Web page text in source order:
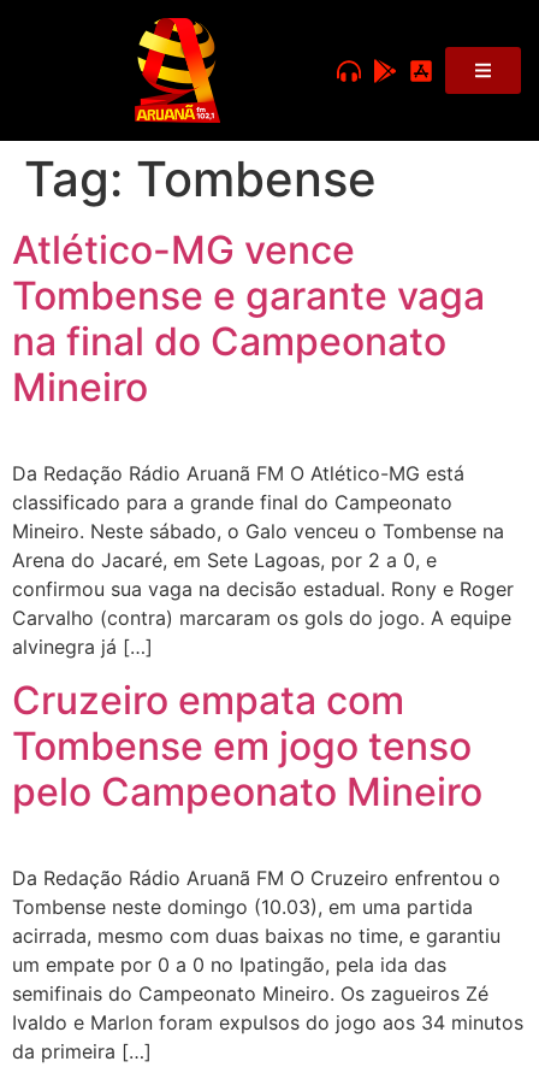
Tag: Tombense
Atlético-MG vence
Tombense e garante vaga
na final do Campeonato
Mineiro
Da Redação Rádio Aruanã FM O Atlético-MG está
classificado para a grande final do Campeonato
Mineiro. Neste sábado, o Galo venceu o Tombense na
Arena do Jacaré, em Sete Lagoas, por 2 a 0, e
confirmou sua vaga na decisão estadual. Rony e Roger
Carvalho (contra) marcaram os gols do jogo. A equipe
alvinegra já […]
Cruzeiro empata com
Tombense em jogo tenso
pelo Campeonato Mineiro
Da Redação Rádio Aruanã FM O Cruzeiro enfrentou o
Tombense neste domingo (10.03), em uma partida
acirrada, mesmo com duas baixas no time, e garantiu
um empate por 0 a 0 no Ipatingão, pela ida das
semifinais do Campeonato Mineiro. Os zagueiros Zé
Ivaldo e Marlon foram expulsos do jogo aos 34 minutos
da primeira […]